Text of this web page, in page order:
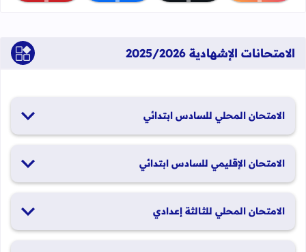
الامتحانات الإشهادية 2025/2026
الامتحان المحلي للسادس ابتدائي
الامتحان الإقليمي للسادس ابتدائي
الامتحان المحلي للثالثة إعدادي